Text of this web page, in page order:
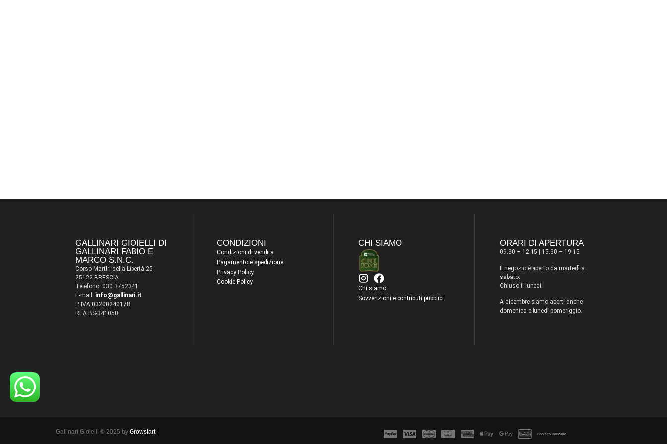
GALLINARI GIOIELLI DI
GALLINARI FABIO E
MARCO S.N.C.
Corso Martiri della Libertà 25
25122 BRESCIA
Telefono: 030 3752341
E-mail: info@gallinari.it
P. IVA 03200240178
REA BS-341050
CONDIZIONI
Condizioni di vendita
Pagamento e spedizione
Privacy Policy
Cookie Policy
CHI SIAMO
Chi siamo
Sovvenzioni e contributi pubblici
ORARI DI APERTURA
09.30 – 12.15 | 15.30 – 19.15
Il negozio è aperto da martedì a
sabato.
Chiuso il lunedì.
A dicembre siamo aperti anche
domenica e lunedì pomeriggio.
Gallinari Gioielli © 2025 by Growstart Bonifico Bancario